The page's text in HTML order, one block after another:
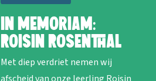
In memoriam:
Roisin Rosenthal
Met diep verdriet nemen wij